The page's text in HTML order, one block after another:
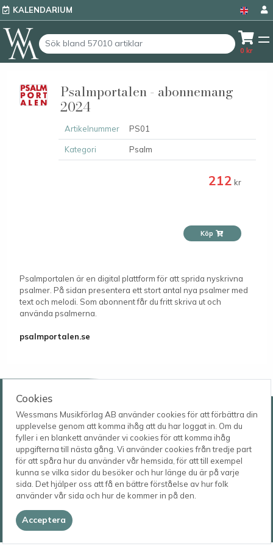
KALENDARIUM
0 kr
Cookies
Wessmans Musikförlag AB använder cookies för att förbättra din
upplevelse genom att komma ihåg att du har loggat in. Om du
fyller i en blankett använder vi cookies för att komma ihåg
uppgifterna till nästa gång. Vi använder cookies från tredje part
för att spåra hur du använder vår hemsida, för att till exempel
kunna se vilka sidor du besöker och hur länge du är på varje
sida. Det hjälper oss att få en bättre förståelse av hur folk
använder vår sida och hur de kommer in på den.
Acceptera
Psalmportalen - abonnemang
2024
Artikelnummer PS01
Kategori Psalm
212 kr
Köp
Psalmportalen är en digital plattform för att sprida nyskrivna
psalmer. På sidan presentera ett stort antal nya psalmer med
text och melodi. Som abonnent får du fritt skriva ut och
använda psalmerna.
psalmportalen.se
Wessmans Musikförlag AB
Leverans- och besöksadress
Bingebygatan 11 B
621 41 VISBY
Postadress
Box 1253
621 23 VISBY
Telefon
0498-22 61 32
E-post
order@wessmans.com
© 2026
Wessmans Musikförlag AB
2026.4.1.22754